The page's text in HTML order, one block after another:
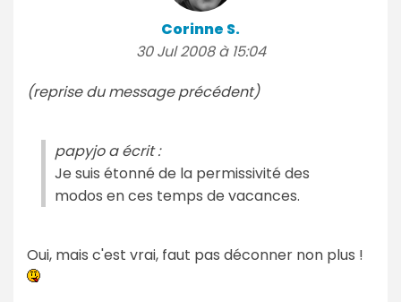
Corinne S.
30 Jul 2008 à 15:04
(reprise du message précédent)
papyjo a écrit :
Je suis étonné de la permissivité des
modos en ces temps de vacances.
Oui, mais c'est vrai, faut pas déconner non plus !